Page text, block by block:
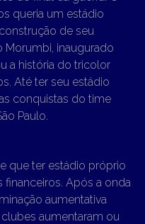
queria um estádio
de seu
Morumbi, inaugurado
a história do tricolor
Até ter seu estádio
conquistas do time
Paulo.
que ter estádio próprio
Após a onda
aumentativa
aumentaram ou